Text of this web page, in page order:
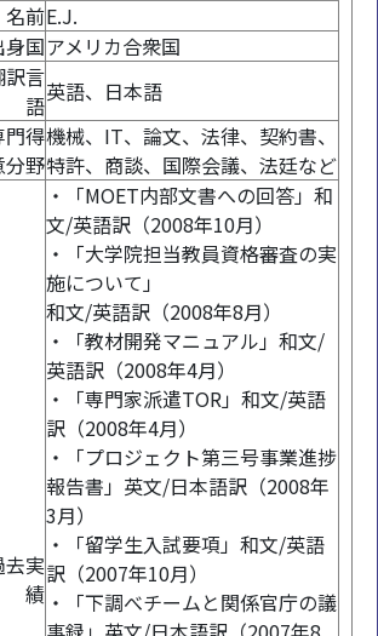
名前E.J.
身国アメリカ合衆国
訳言
語英語、日本語
門得
分野
機械、IT、論文、法律、契約書、
特許、商談、国際会議、法廷など
去実
績
・「MOET内部文書への回答」和
文/英語訳（2008年10月）
・「大学院担当教員資格審査の実
施について」
和文/英語訳（2008年8月）
・「教材開発マニュアル」和文/
英語訳（2008年4月）
・「専門家派遣TOR」和文/英語
訳（2008年4月）
・「プロジェクト第三号事業進捗
報告書」英文/日本語訳（2008年
3月）
・「留学生入試要項」和文/英語
訳（2007年10月）
・「下調べチームと関係官庁の議